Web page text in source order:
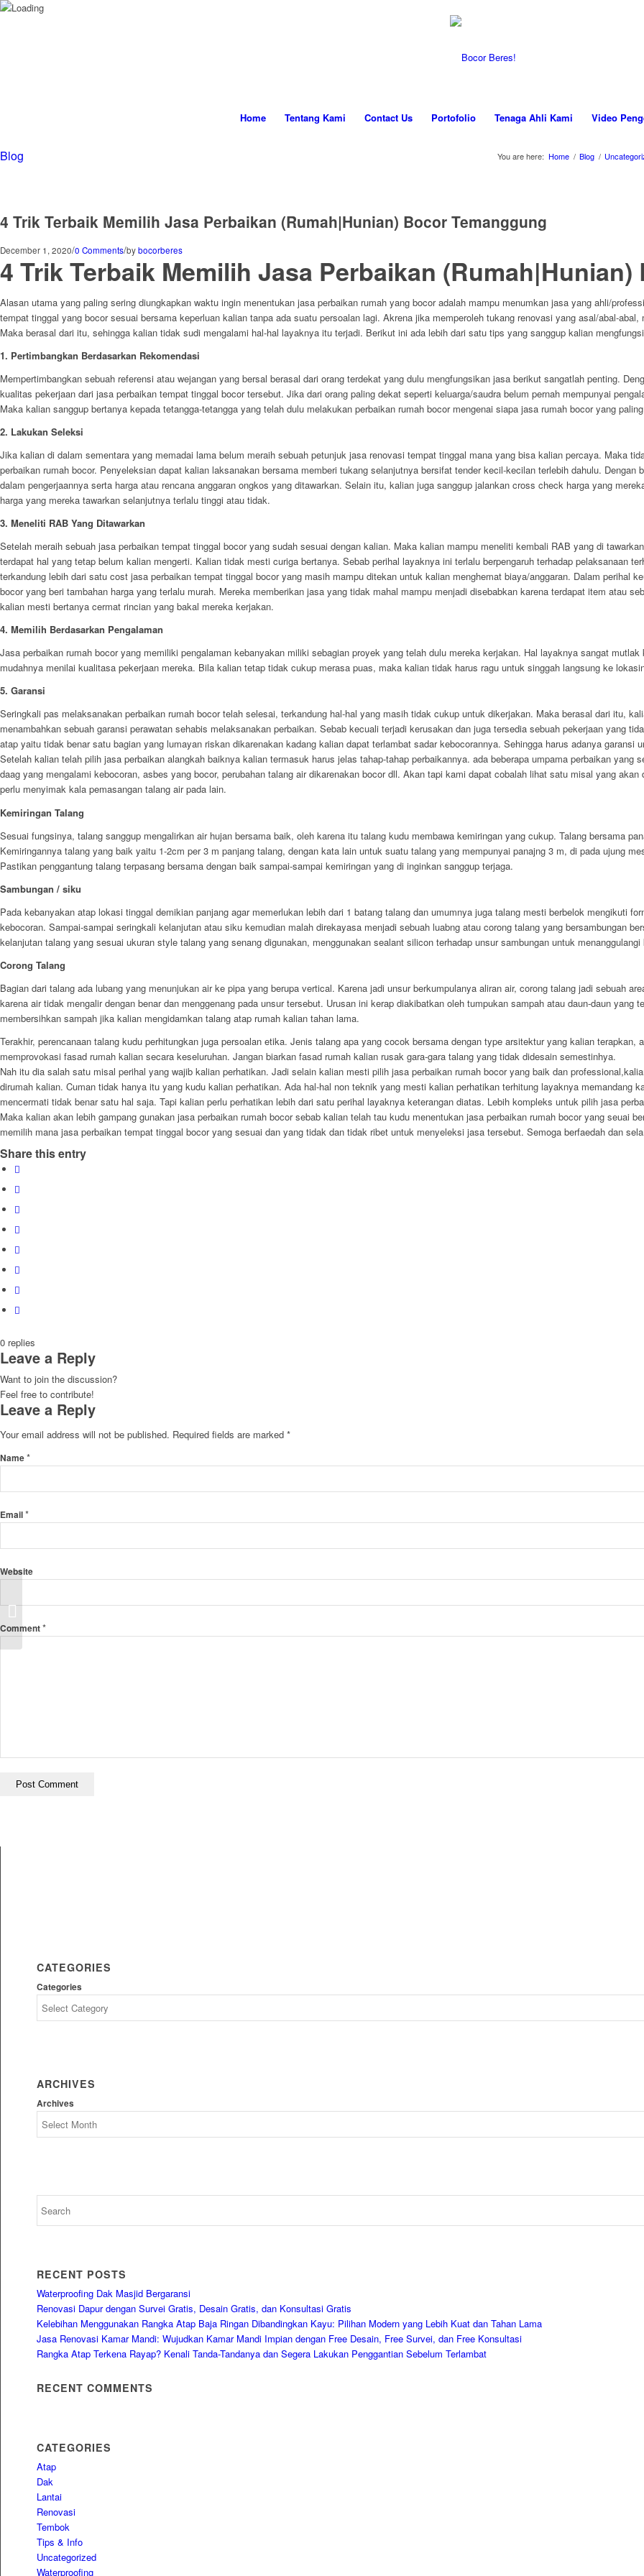
Home Tentang Kami Contact Us Portofolio Tenaga Ahli Kami Video
Blog You are here: Home / Blog /
4 Trik Terbaik Memilih Jasa Perbaikan (Rumah|Hunian) Bocor Temanggung
December 1, 2020/0 Comments/bybocorberes
4 Trik Terbaik Memilih Jasa Perbaikan
Alasan utama yang paling sering diungkapkan waktu ingin menentukan jasa perbaikan rumah yang bocor adalah mampu menumkan jasa yang ahli/
tempat tinggal yang bocor sesuai bersama keperluan kalian tanpa ada suatu persoalan lagi. Akrena jika memperoleh tukang renovasi yang asal/abal-
Maka berasal dari itu, sehingga kalian tidak sudi mengalami hal-hal layaknya itu terjadi. Berikut ini ada lebih dari satu tips yang sanggup kalian
1. Pertimbangkan Berdasarkan Rekomendasi
Mempertimbangkan sebuah referensi atau wejangan yang bersal berasal dari orang terdekat yang dulu mengfungsikan jasa berikut sangatlah penting.
kualitas pekerjaan dari jasa perbaikan tempat tinggal bocor tersebut. Jika dari orang paling dekat seperti keluarga/saudra belum pernah mempunyai
Maka kalian sanggup bertanya kepada tetangga-tetangga yang telah dulu melakukan perbaikan rumah bocor mengenai siapa jasa rumah bocor yang
2. Lakukan Seleksi
Jika kalian di dalam sementara yang memadai lama belum meraih sebuah petunjuk jasa renovasi tempat tinggal mana yang bisa kalian percaya. Maka
perbaikan rumah bocor. Penyeleksian dapat kalian laksanakan bersama memberi tukang selanjutnya bersifat tender kecil-kecilan terlebih dahulu.
dalam pengerjaannya serta harga atau rencana anggaran ongkos yang ditawarkan. Selain itu, kalian juga sanggup jalankan cross check harga yang
harga yang mereka tawarkan selanjutnya terlalu tinggi atau tidak.
3. Meneliti RAB Yang Ditawarkan
Setelah meraih sebuah jasa perbaikan tempat tinggal bocor yang sudah sesuai dengan kalian. Maka kalian mampu meneliti kembali RAB yang di
terdapat hal yang tetap belum kalian mengerti. Kalian tidak mesti curiga bertanya. Sebab perihal layaknya ini terlalu berpengaruh terhadap pelaksanaan
terkandung lebih dari satu cost jasa perbaikan tempat tinggal bocor yang masih mampu ditekan untuk kalian menghemat biaya/anggaran. Dalam perihal
bocor yang beri tambahan harga yang terlalu murah. Mereka memberikan jasa yang tidak mahal mampu menjadi disebabkan karena terdapat item atau
kalian mesti bertanya cermat rincian yang bakal mereka kerjakan.
4. Memilih Berdasarkan Pengalaman
Jasa perbaikan rumah bocor yang memiliki pengalaman kebanyakan miliki sebagian proyek yang telah dulu mereka kerjakan. Hal layaknya sangat
mudahnya menilai kualitasa pekerjaan mereka. Bila kalian tetap tidak cukup merasa puas, maka kalian tidak harus ragu untuk singgah langsung ke
5. Garansi
Seringkali pas melaksanakan perbaikan rumah bocor telah selesai, terkandung hal-hal yang masih tidak cukup untuk dikerjakan. Maka berasal dari itu,
menambahkan sebuah garansi perawatan sehabis melaksanakan perbaikan. Sebab kecuali terjadi kerusakan dan juga tersedia sebuah pekerjaan yang
atap yaitu tidak benar satu bagian yang lumayan riskan dikarenakan kadang kalian dapat terlambat sadar kebocorannya. Sehingga harus adanya garansi
Setelah kalian telah pilih jasa perbaikan alangkah baiknya kalian termasuk harus jelas tahap-tahap perbaikannya. ada beberapa umpama perbaikan yang
daag yang mengalami kebocoran, asbes yang bocor, perubahan talang air dikarenakan bocor dll. Akan tapi kami dapat cobalah lihat satu misal yang
perlu menyimak kala pemasangan talang air pada lain.
Kemiringan Talang
Sesuai fungsinya, talang sanggup mengalirkan air hujan bersama baik, oleh karena itu talang kudu membawa kemiringan yang cukup. Talang bersama
Kemiringannya talang yang baik yaitu 1-2cm per 3 m panjang talang, dengan kata lain untuk suatu talang yang mempunyai panajng 3 m, di pada ujung
Pastikan penggantung talang terpasang bersama dengan baik sampai-sampai kemiringan yang di inginkan sanggup terjaga.
Sambungan / siku
Pada kebanyakan atap lokasi tinggal demikian panjang agar memerlukan lebih dari 1 batang talang dan umumnya juga talang mesti berbelok mengikuti
kebocoran. Sampai-sampai seringkali kelanjutan atau siku kemudian malah direkayasa menjadi sebuah luabng atau corong talang yang bersambungan
kelanjutan talang yang sesuai ukuran style talang yang senang digunakan, menggunakan sealant silicon terhadap unsur sambungan untuk menanggulangi
Corong Talang
Bagian dari talang ada lubang yang menunjukan air ke pipa yang berupa vertical. Karena jadi unsur berkumpulanya aliran air, corong talang jadi sebuah
karena air tidak mengalir dengan benar dan menggenang pada unsur tersebut. Urusan ini kerap diakibatkan oleh tumpukan sampah atau daun-daun yang
membersihkan sampah jika kalian mengidamkan talang atap rumah kalian tahan lama.
Terakhir, perencanaan talang kudu perhitungkan juga persoalan etika. Jenis talang apa yang cocok bersama dengan type arsitektur yang kalian terapkan,
memprovokasi fasad rumah kalian secara keseluruhan. Jangan biarkan fasad rumah kalian rusak gara-gara talang yang tidak didesain semestinhya.
Nah itu dia salah satu misal perihal yang wajib kalian perhatikan. Jadi selain kalian mesti pilih jasa perbaikan rumah bocor yang baik dan
dirumah kalian. Cuman tidak hanya itu yang kudu kalian perhatikan. Ada hal-hal non teknik yang mesti kalian perhatikan terhitung layaknya memandang
mencermati tidak benar satu hal saja. Tapi kalian perlu perhatikan lebih dari satu perihal layaknya keterangan diatas. Lebih kompleks untuk pilih jasa
Maka kalian akan lebih gampang gunakan jasa perbaikan rumah bocor sebab kalian telah tau kudu menentukan jasa perbaikan rumah bocor yang seuai
memilih mana jasa perbaikan tempat tinggal bocor yang sesuai dan yang tidak dan tidak ribet untuk menyeleksi jasa tersebut. Semoga berfaedah dan
Share this entry
0 replies
Leave a Reply
Want to join the discussion?
Feel free to contribute!
Leave a Reply
Your email address will not be published. Required fields are marked *
Name*
Email*
Website
Comment*
CATEGORIES
Categories
ARCHIVES
Archives
RECENT POSTS
Waterproofing Dak Masjid Bergaransi
Renovasi Dapur dengan Survei Gratis, Desain Gratis, dan Konsultasi Gratis
Kelebihan Menggunakan Rangka Atap Baja Ringan Dibandingkan Kayu: Pilihan Modern yang Lebih Kuat dan Tahan Lama
Jasa Renovasi Kamar Mandi: Wujudkan Kamar Mandi Impian dengan Free Desain, Free Survei, dan Free Konsultasi
Rangka Atap Terkena Rayap? Kenali Tanda-Tandanya dan Segera Lakukan Penggantian Sebelum Terlambat
RECENT COMMENTS
CATEGORIES
Atap
Dak
Lantai
Renovasi
Tembok
Tips & Info
Uncategorized
Waterproofing
5 Cara Jitu Memilih Layanan Tukan